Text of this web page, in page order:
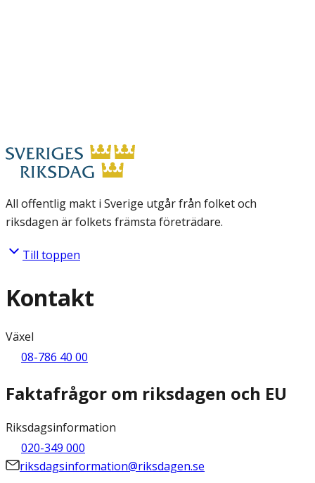
All offentlig makt i Sverige utgår från folket och
riksdagen är folkets främsta företrädare.
Till toppen
Kontakt
Växel
08-786 40 00
Faktafrågor om riksdagen och EU
Riksdagsinformation
020-349 000
riksdagsinformation@riksdagen.se